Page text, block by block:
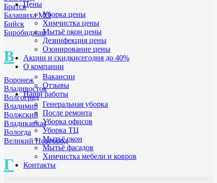
Братск
Балашиха МО
Бийск
Биробиджан
В
Воронеж
Владивосток
Волгоград
Владимир
Волжский
Владикавказ
Вологда
Великий Новгород
Г
Цены
Уборка цены
Химчистка цены
Мытьё окон цены
Дезинфекция цены
Озонирование цены
Акции и скидкисегодня до 40%
О компании
Вакансии
Отзывы
Наши работы
Генеральная уборка
После ремонта
Уборка офисов
Уборка ТЦ
Мытьё окон
Мытьё фасадов
Химчистка мебели и ковров
Контакты